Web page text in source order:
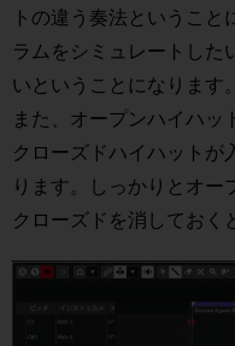
トの違う奏法というこ
ラムをシミュレートした
いということになります。
また、オープンハイハッ
クローズドハイハットが
ります。しっかりとオ
クローズドを消しておく